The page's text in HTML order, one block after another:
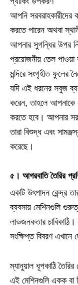
আপনি সরবরাহকারীদের
করতে পারেন অথবা
আপনার সুগন্ধির উপর
প্রয়োজনীয় তেল পাওয়া
মন্দিরে সংগৃহীত ফুলের
যদি এই ধরনের সবুজ
করেন, তাহলে আপনাকে
করতে হবে। আপনার
তারা বিশুদ্ধ এবং
করেছে।
৫। আগরবাতি তৈরির
একটি উৎপাদন কেন্দ্র
ব্যবসায় মেশিনগুলি
লাভজনকতার
সংক্ষিপ্ত বিবরণ এখানে
ম্যানুয়াল ধূপকাঠি তৈরির
এই মেশিনগুলি একক বা